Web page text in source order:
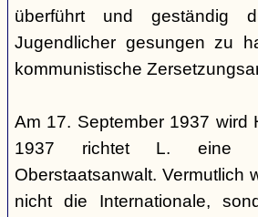
überführt und geständig
Jugendlicher gesungen zu
kommunistische
Am 17. September 1937 wird
1937 richtet L. eine
Oberstaatsanwalt. Vermutlich
nicht die Internationale,